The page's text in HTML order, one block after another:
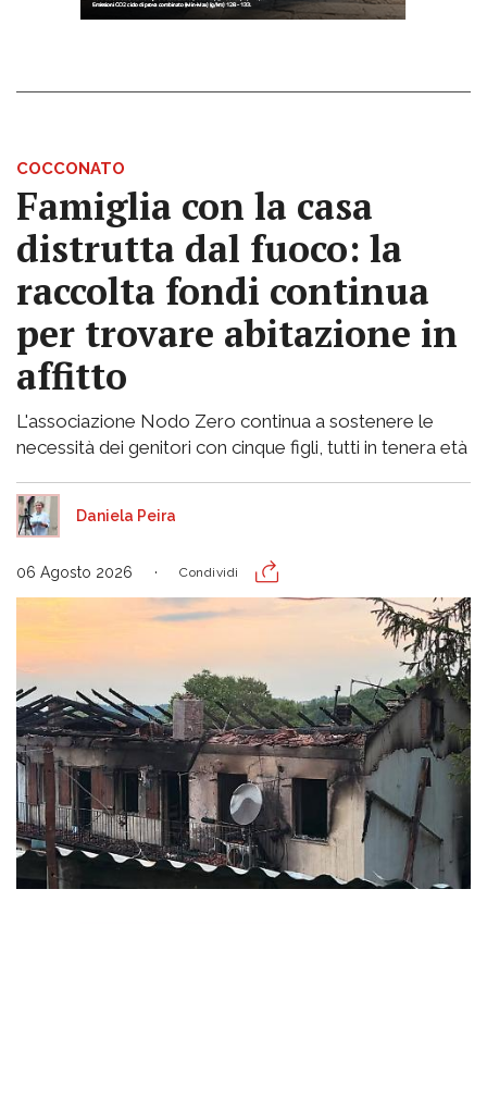
COCCONATO
Famiglia con la casa
distrutta dal fuoco: la
raccolta fondi continua
per trovare abitazione in
affitto
L'associazione Nodo Zero continua a sostenere le
necessità dei genitori con cinque figli, tutti in tenera età
Daniela Peira
06 Agosto 2026 Condividi